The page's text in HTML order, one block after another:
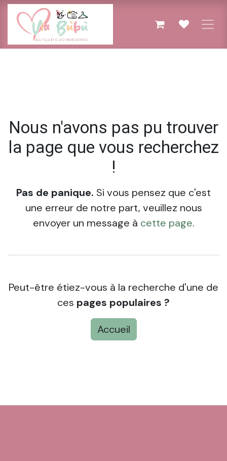
Se rendre au contenu
Erreur 404
Nous n'avons pas pu trouver
la page que vous recherchez
!
Pas de panique. Si vous pensez que c'est
une erreur de notre part, veuillez nous
envoyer un message à cette page.
Peut-être étiez-vous à la recherche d'une de
ces pages populaires ?
Accueil